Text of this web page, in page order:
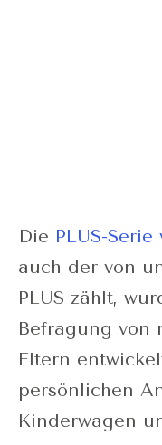
Die PLUS-
auch der von
PLUS zählt,
Befragung von
Eltern
persönlichen
Kinderwagen